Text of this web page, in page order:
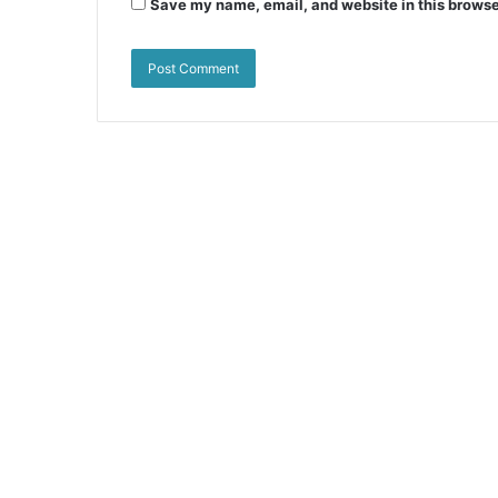
Save my name, email, and website in this